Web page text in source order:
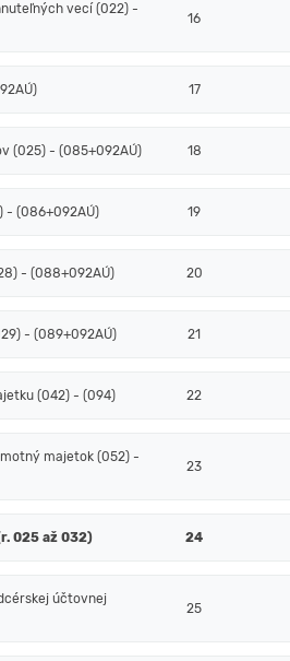
vecí (022) -
16
17
(025) - (085+092AÚ) 18
- (086+092AÚ) 19
- (088+092AÚ) 20
- (089+092AÚ) 21
(042) - (094) 22
majetok (052) -
23
025 až 032) 24
účtovnej
25